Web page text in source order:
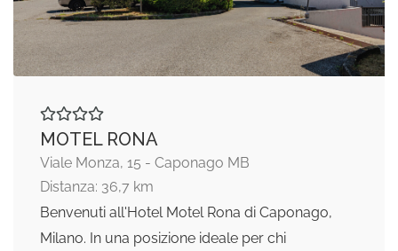
MOTEL RONA
Viale Monza, 15 - Caponago MB
Distanza: 36,7 km
Benvenuti all'Hotel Motel Rona di Caponago,
Milano. In una posizione ideale per chi